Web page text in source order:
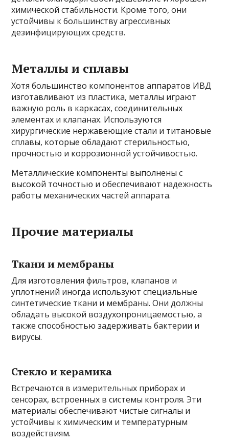
химической стабильности. Кроме того, они
устойчивы к большинству агрессивных
дезинфицирующих средств.
Металлы и сплавы
Хотя большинство компонентов аппаратов ИВД
изготавливают из пластика, металлы играют
важную роль в каркасах, соединительных
элементах и клапанах. Используются
хирургические нержавеющие стали и титановые
сплавы, которые обладают стерильностью,
прочностью и коррозионной устойчивостью.
Металлические компоненты выполнены с
высокой точностью и обеспечивают надежность
работы механических частей аппарата.
Прочие материалы
Ткани и мембраны
Для изготовления фильтров, клапанов и
уплотнений иногда используют специальные
синтетические ткани и мембраны. Они должны
обладать высокой воздухопроницаемостью, а
также способностью задерживать бактерии и
вирусы.
Стекло и керамика
Встречаются в измерительных приборах и
сенсорах, встроенных в системы контроля. Эти
материалы обеспечивают чистые сигналы и
устойчивы к химическим и температурным
воздействиям.